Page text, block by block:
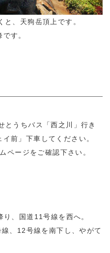
、天狗岳頂上です。
す。
うちバス「西之川」行き
前」下車してください。
ページをご確認下さい。
、国道11号線を西へ。
、12号線を南下し、やがて